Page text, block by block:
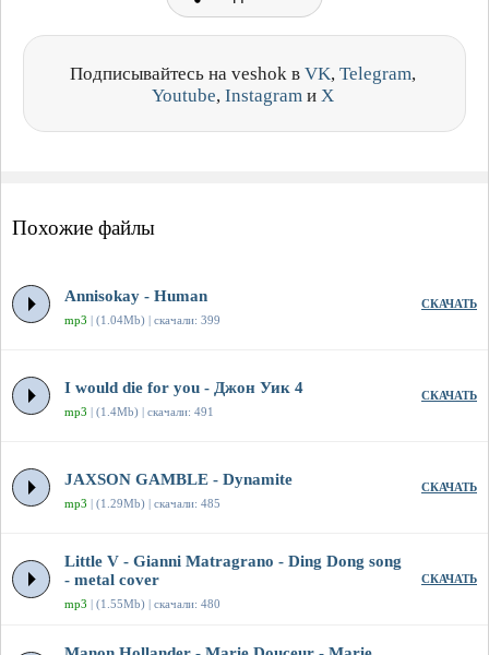
Подписывайтесь на veshok в VK, Telegram,
Youtube, Instagram и X
Похожие файлы
Annisokay - Human
mp3 | (1.04Mb) | скачали: 399
СКАЧАТЬ
I would die for you - Джон Уик 4
mp3 | (1.4Mb) | скачали: 491
СКАЧАТЬ
JAXSON GAMBLE - Dynamite
mp3 | (1.29Mb) | скачали: 485
СКАЧАТЬ
Little V - Gianni Matragrano - Ding Dong song
- metal cover
mp3 | (1.55Mb) | скачали: 480
СКАЧАТЬ